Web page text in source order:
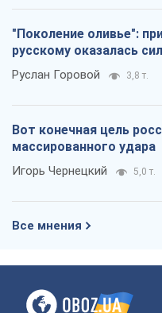
"Поколение оливье":
русскому оказалась
Руслан Горовой 3,8 т.
Вот конечная цель
массированного удара
Игорь Чернецкий 5,0 т.
Все мнения